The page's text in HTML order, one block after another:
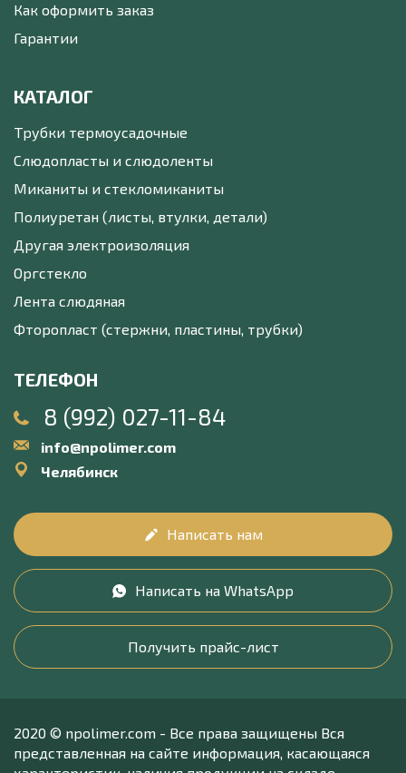
Как оформить заказ
Гарантии
КАТАЛОГ
Трубки термоусадочные
Слюдопласты и слюдоленты
Миканиты и стекломиканиты
Полиуретан (листы, втулки, детали)
Другая электроизоляция
Оргстекло
Лента слюдяная
Фторопласт (стержни, пластины, трубки)
ТЕЛЕФОН
8 (992) 027-11-84
info@npolimer.com
Челябинск
Написать нам
Написать на WhatsApp
Получить прайс-лист
2020 © npolimer.com - Все права защищены Вся
представленная на сайте информация, касающаяся